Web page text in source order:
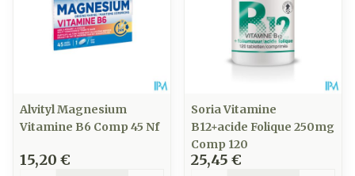
Alvityl Magnesium
Vitamine B6 Comp 45 Nf
15,20 €
Soria Vitamine
B12+acide Folique 250mg
Comp 120
25,45 €